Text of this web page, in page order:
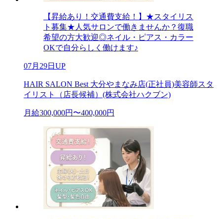
【昇給あり！交通費支給！】★スタイリス
ト募集★人気サロンで働きませんか？復職
希望の方大歓迎◎ネイル・ピアス・カラー
OKで自分らしく働けます♪
07月29日UP
HAIR SALON Best 大分やまなみ店(正社員)美容師スタ
イリスト（店長候補）(株式会社ハクブン)
月給300,000円〜400,000円